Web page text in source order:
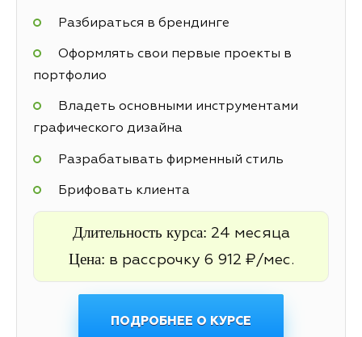
Разбираться в брендинге
Оформлять свои первые проекты в
портфолио
Владеть основными инструментами
графического дизайна
Разрабатывать фирменный стиль
Брифовать клиента
Длительность курса: 24 месяца
Цена: в рассрочку 6 912 ₽/мес.
ПОДРОБНЕЕ О КУРСЕ